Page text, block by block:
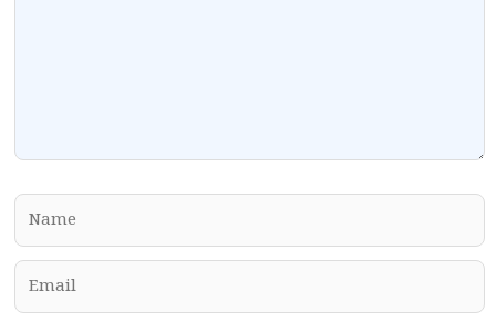
Name
Email